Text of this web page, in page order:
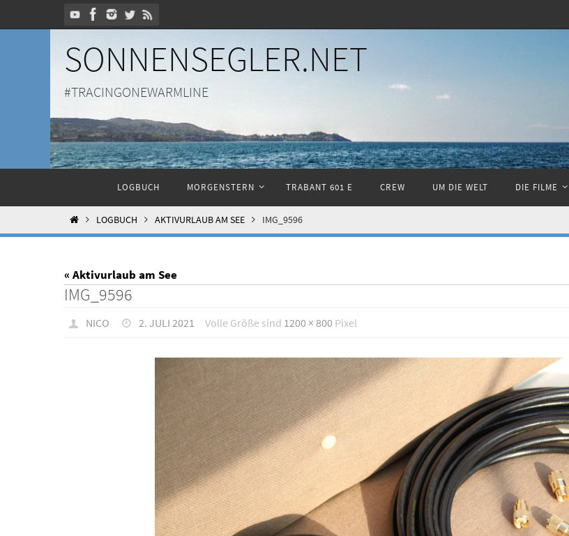
Inhalt
SONNENSEGLER.NET
#TRACINGONEWARMLINE
springen
LOGBUCH MORGENSTERN TRABANT 601 E CREW UM DIE WELT DIE FILME
HOMELOGBUCH AKTIVURLAUB AM SEE IMG_9596
« Aktivurlaub am See
IMG_9596
NICO 2. JULI 2021 Volle Größe sind 1200 × 800 Pixel